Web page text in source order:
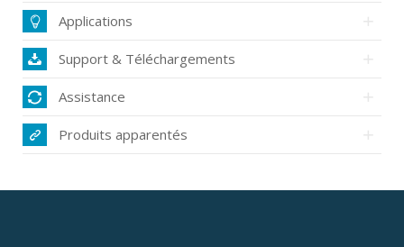
Applications
Support & Téléchargements
Assistance
Produits apparentés